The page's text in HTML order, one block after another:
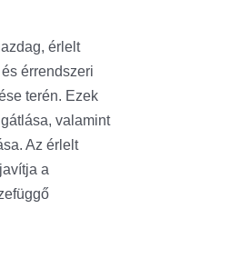
érlelt
érrendszeri
terén. Ezek
valamint
Az érlelt
a